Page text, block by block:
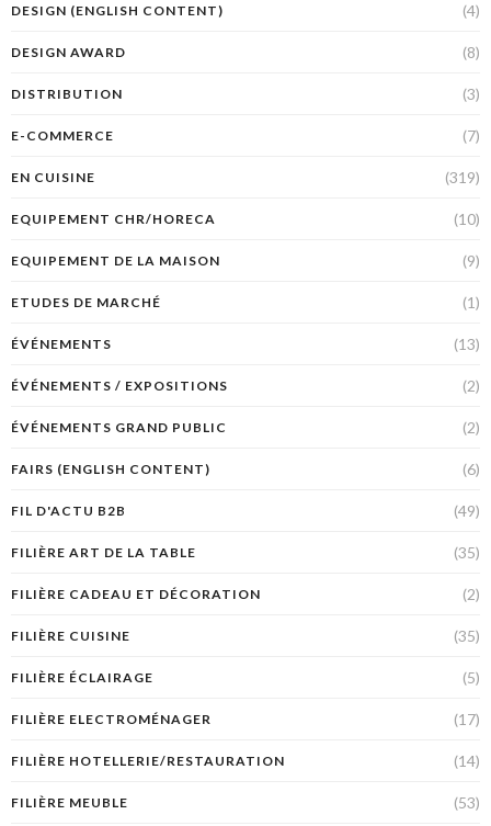
DESIGN (ENGLISH CONTENT) (4)
DESIGN AWARD (8)
DISTRIBUTION (3)
E-COMMERCE (7)
EN CUISINE (319)
EQUIPEMENT CHR/HORECA (10)
EQUIPEMENT DE LA MAISON (9)
ETUDES DE MARCHÉ (1)
ÉVÉNEMENTS (13)
ÉVÉNEMENTS / EXPOSITIONS (2)
ÉVÉNEMENTS GRAND PUBLIC (2)
FAIRS (ENGLISH CONTENT) (6)
FIL D'ACTU B2B (49)
FILIÈRE ART DE LA TABLE (35)
FILIÈRE CADEAU ET DÉCORATION (2)
FILIÈRE CUISINE (35)
FILIÈRE ÉCLAIRAGE (5)
FILIÈRE ELECTROMÉNAGER (17)
FILIÈRE HOTELLERIE/RESTAURATION (14)
FILIÈRE MEUBLE (53)